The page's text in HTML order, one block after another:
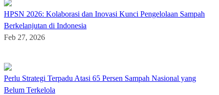
HPSN 2026: Kolaborasi dan Inovasi Kunci Pengelolaan Sampah
Berkelanjutan di Indonesia
Feb 27, 2026
Perlu Strategi Terpadu Atasi 65 Persen Sampah Nasional yang
Belum Terkelola